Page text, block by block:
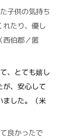
子供の気持ち
れたり、優し
西伯郡／匿
、とても嬉し
が、安心して
ました。（米
良かったで